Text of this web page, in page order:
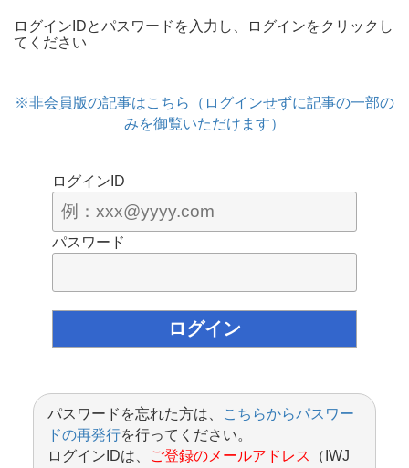
ログインIDとパスワードを入力し、ログインをクリックし
てください
※非会員版の記事はこちら（ログインせずに記事の一部の
みを御覧いただけます）
ログインID
パスワード
パスワードを忘れた方は、
こちらからパスワー
ドの再発行を行ってください。
ログインIDは、
ご登録のメールアドレス
（IWJ